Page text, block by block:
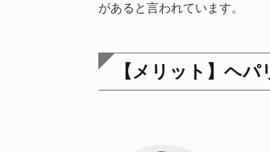
があると言われています。
【メリット】ヘ